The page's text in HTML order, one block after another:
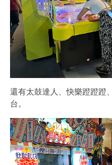
還有太鼓達人、快樂蹬蹬蹬
台。